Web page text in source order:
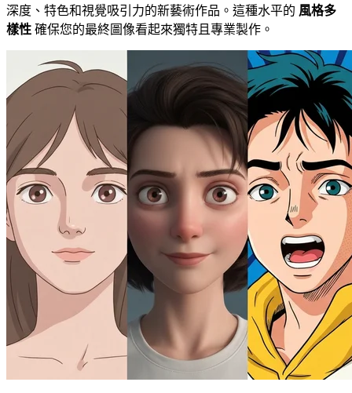
深度、特色和視覺吸引力的新藝術作品。這種水平的 風格多
樣性 確保您的最終圖像看起來獨特且專業製作。